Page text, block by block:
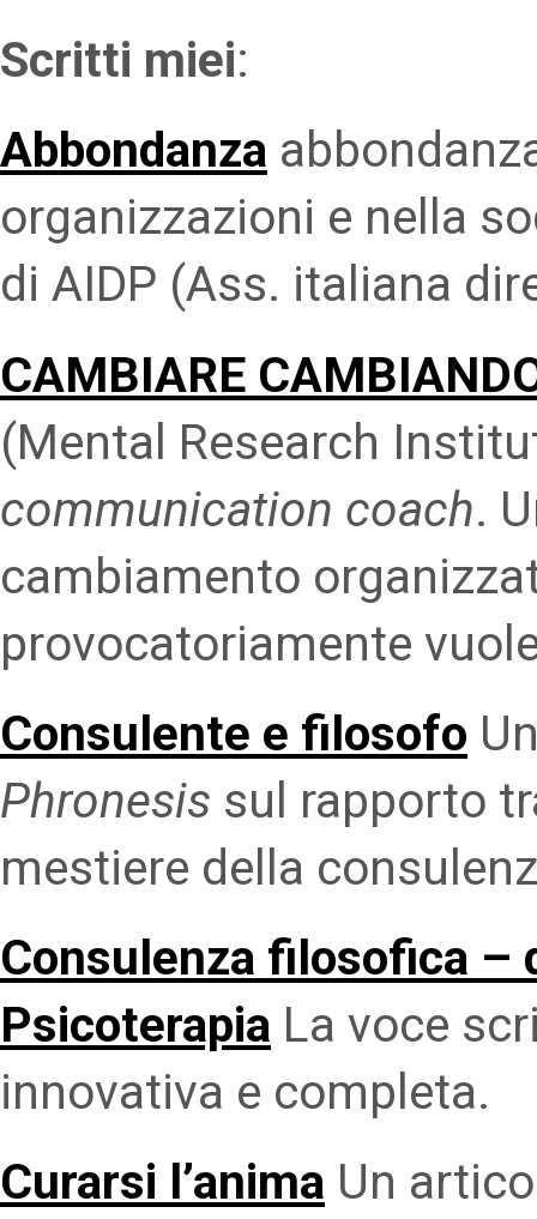
Scritti miei:
Abbondanza
organizzazioni e nella
di AIDP (Ass. italiana
CAMBIARE
(Mental Research
communication coach.
cambiamento
provocatoriamente
Consulente e filosofo
Phronesis sul rapporto
mestiere della
Consulenza filosofica –
Psicoterapia La voce
innovativa e completa.
Curarsi l’anima Un